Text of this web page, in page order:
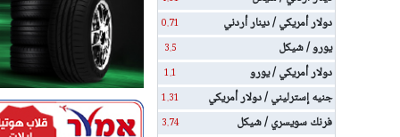
دولار أمريكي / دينار أردني 0.71
يورو / شيكل 3.5
دولار أمريكي / يورو 1.1
جنيه إسترليني / دولار أمريكي 1.31
فرنك سويسري / شيكل 3.74